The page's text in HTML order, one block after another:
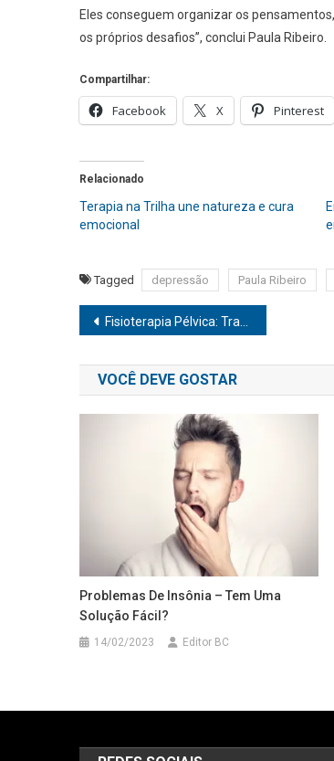
Eles conseguem organizar os
os próprios desafios”, conclui Paula Ribeiro.
Compartilhar:
Facebook X Pinterest
Relacionado
Terapia na Trilha une natureza e cura
emocional
Tagged depressão Paula Ribeiro
Navegação
de
Post
Fisioterapia Pélvica: Tratamento que alivia os sintomas da menopausa
VOCÊ DEVE GOSTAR
Problemas De Insônia – Tem Uma
Solução Fácil?
14/02/2023 Editor BC